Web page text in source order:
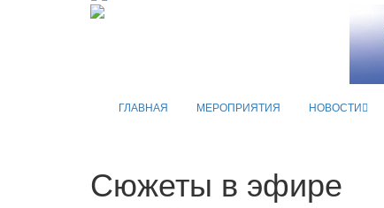
ГЛАВНАЯ МЕРОПРИЯТИЯ НОВОСТИ
Сюжеты в эфире